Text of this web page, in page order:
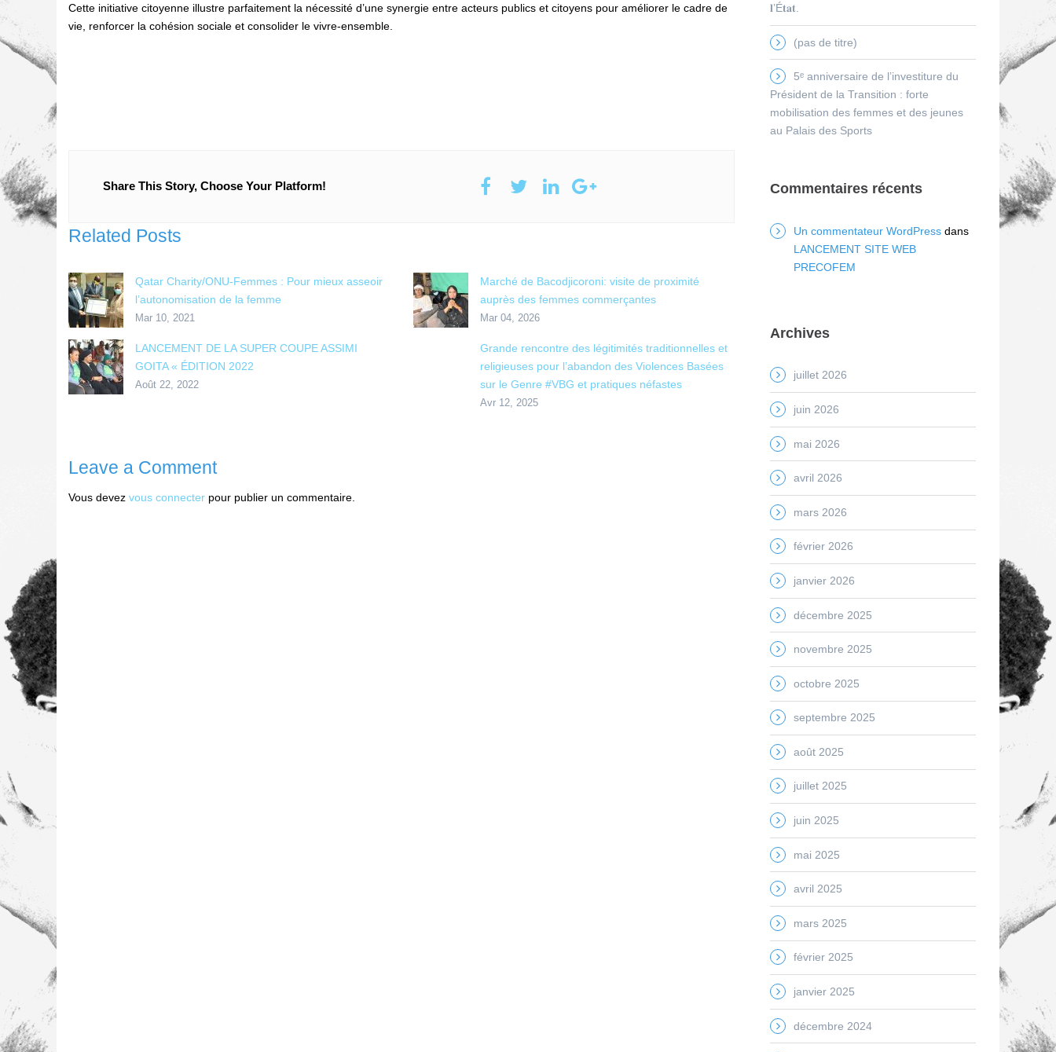
Cette initiative citoyenne illustre parfaitement la nécessité d’une synergie entre acteurs publics et citoyens pour améliorer le cadre de
vie, renforcer la cohésion sociale et consolider le vivre-ensemble.
Share This Story, Choose Your Platform!
Related Posts
Qatar Charity/ONU-Femmes : Pour mieux asseoir
l’autonomisation de la femme
Mar 10, 2021
Marché de Bacodjicoroni: visite de proximité
auprès des femmes commerçantes
Mar 04, 2026
LANCEMENT DE LA SUPER COUPE ASSIMI
GOITA « ÉDITION 2022
Août 22, 2022
Grande rencontre des légitimités traditionnelles et
religieuses pour l’abandon des Violences Basées
sur le Genre #VBG et pratiques néfastes
Avr 12, 2025
Leave a Comment
Vous devez vous connecter pour publier un commentaire.
𝐥’É𝐭𝐚𝐭.
(pas de titre)
5ᵉ anniversaire de l’investiture du
Président de la Transition : forte
mobilisation des femmes et des jeunes
au Palais des Sports
Commentaires récents
Un commentateur WordPressdans
LANCEMENT SITE WEB
PRECOFEM
Archives
juillet 2026
juin 2026
mai 2026
avril 2026
mars 2026
février 2026
janvier 2026
décembre 2025
novembre 2025
octobre 2025
septembre 2025
août 2025
juillet 2025
juin 2025
mai 2025
avril 2025
mars 2025
février 2025
janvier 2025
décembre 2024